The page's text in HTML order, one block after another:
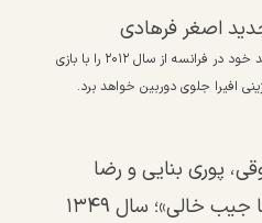
اصغر فرهادی
اصغر فرهادی پاییز امسال اولین فیلم بلند خود در فرانسه از سال ۲۰۱۲ را با بازی
افیرا جلوی دوربین خواهد برد.
پوری بنایی و رضا
خالی»؛ سال ۱۳۴۹